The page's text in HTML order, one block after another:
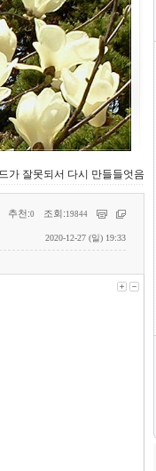
가 잘못되서 다시 만들들엇음
추천:0 조회: 19844
2020-12-27 (일) 19:33